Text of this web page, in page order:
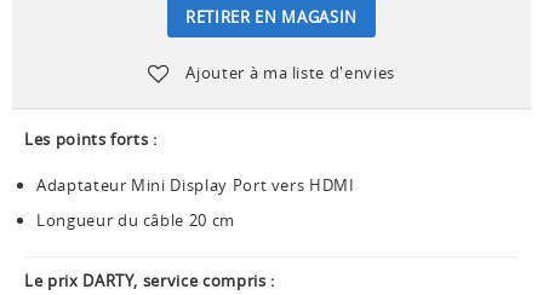
RETIRER EN MAGASIN
Ajouter à ma liste d'envies
Les points forts :
Adaptateur Mini Display Port vers HDMI
Longueur du câble 20 cm
Le prix DARTY, service compris :